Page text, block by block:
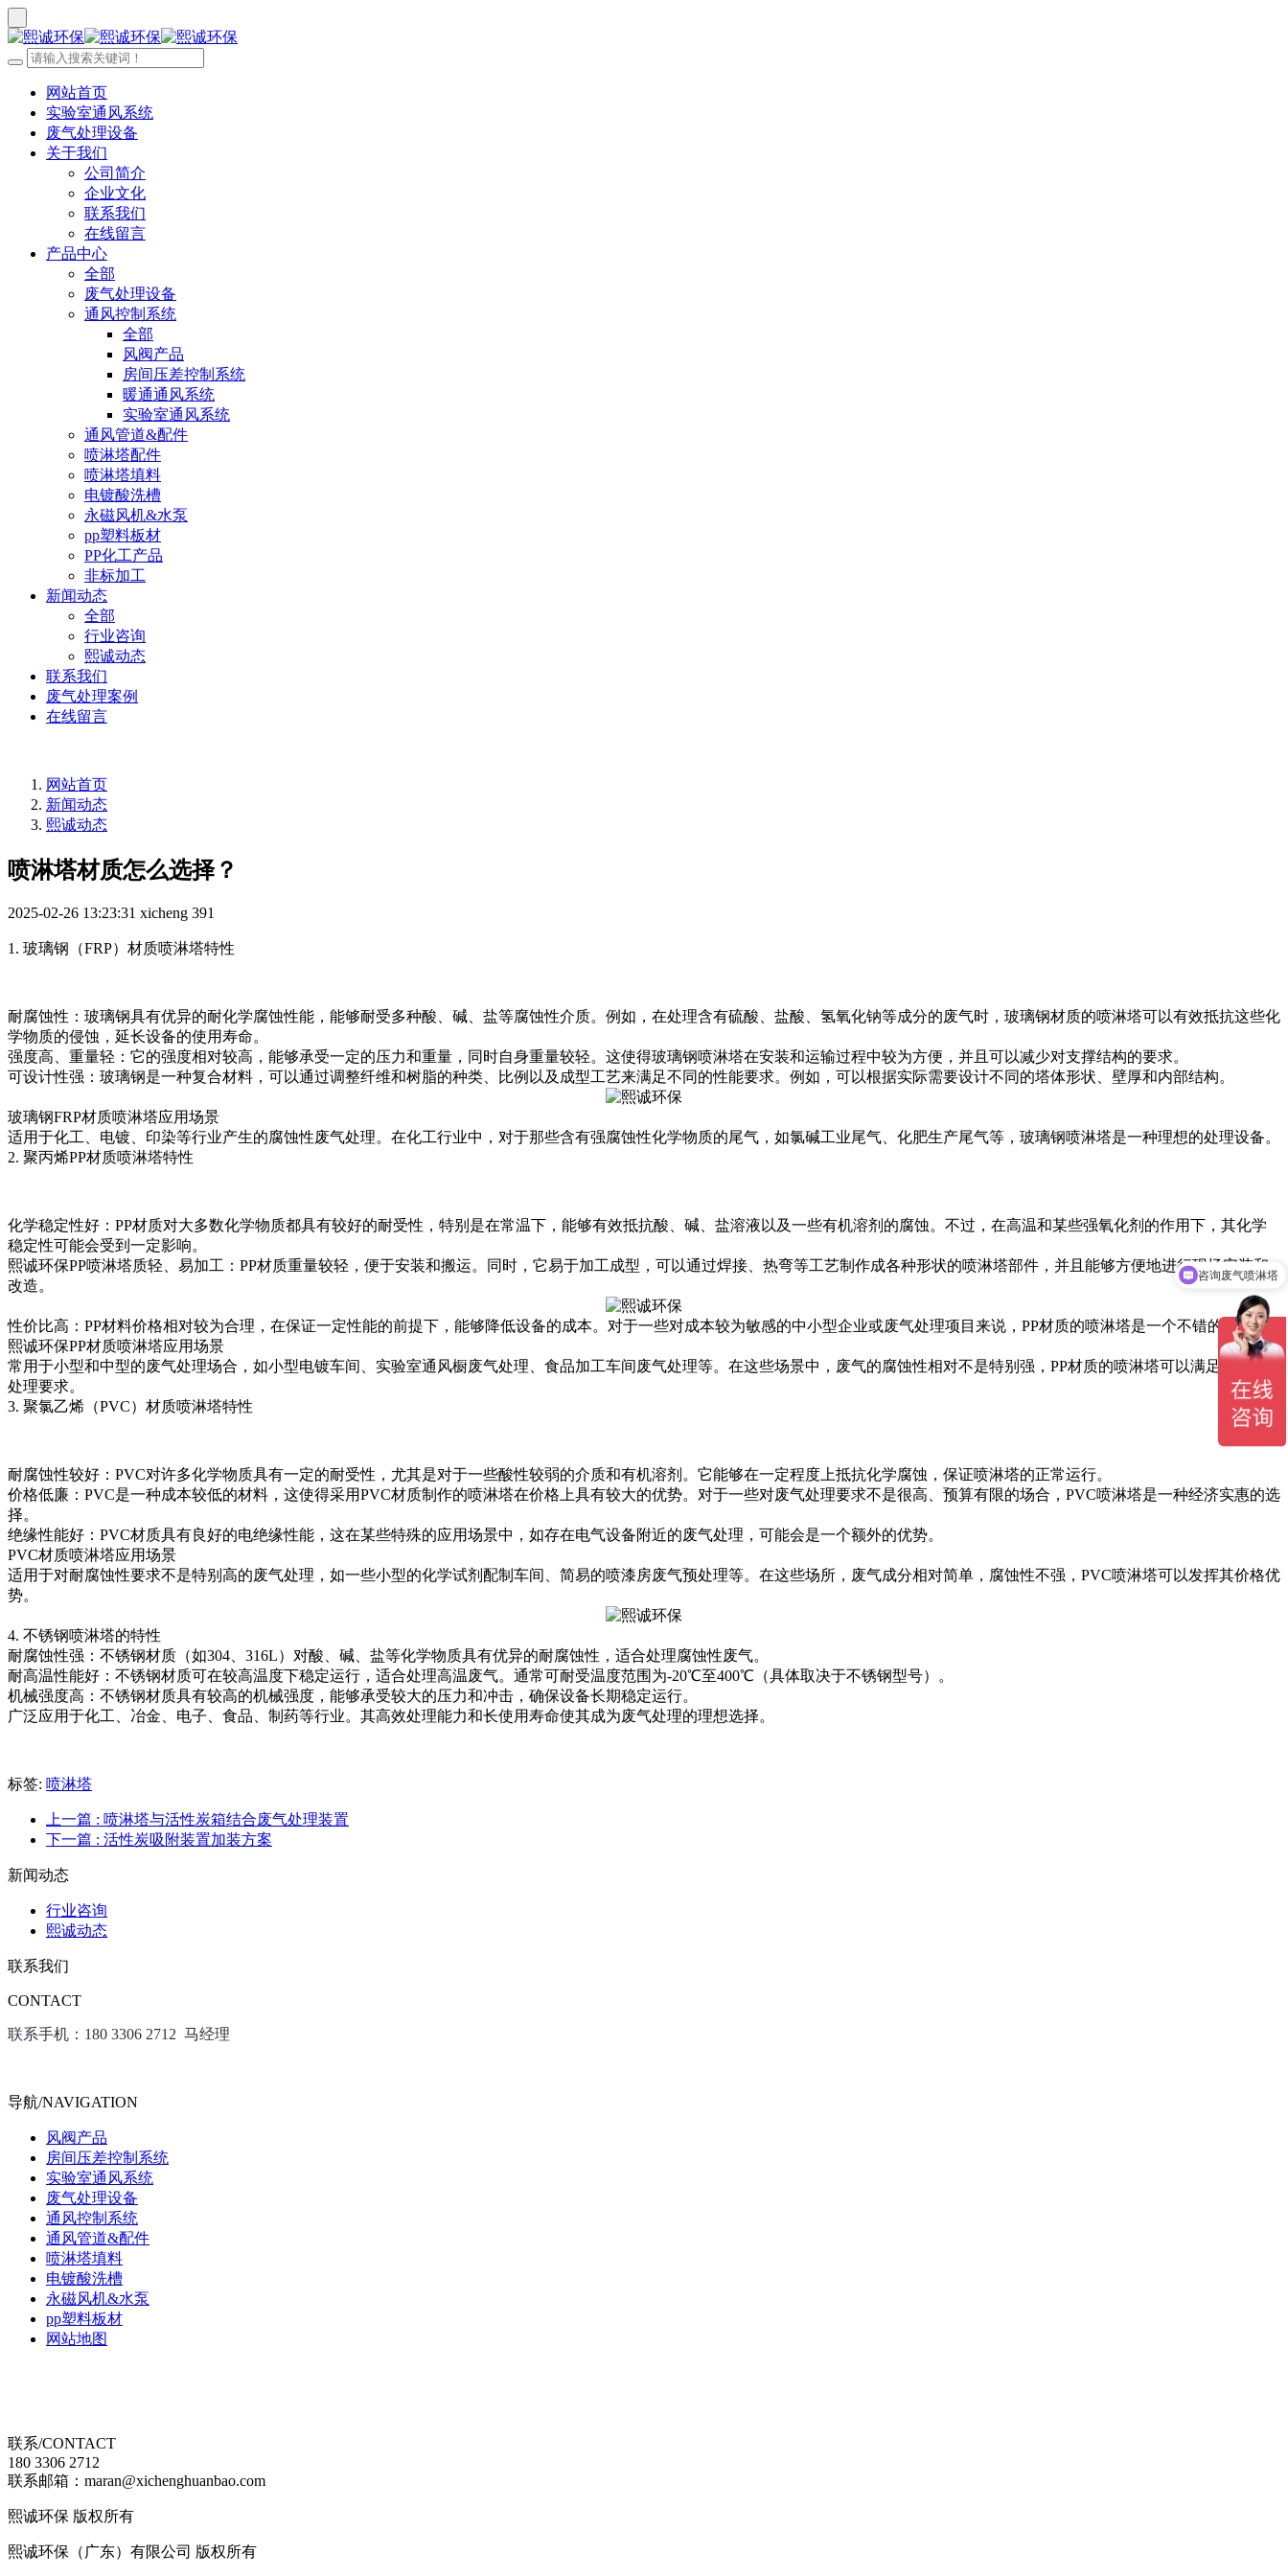
网站首页
实验室通风系统
废气处理设备
关于我们
公司简介
企业文化
联系我们
在线留言
产品中心
全部
废气处理设备
通风控制系统
全部
风阀产品
房间压差控制系统
暖通通风系统
实验室通风系统
通风管道&配件
喷淋塔配件
喷淋塔填料
电镀酸洗槽
永磁风机&水泵
pp塑料板材
PP化工产品
非标加工
新闻动态
全部
行业咨询
熙诚动态
联系我们
废气处理案例
在线留言
网站首页
新闻动态
熙诚动态
喷淋塔材质怎么选择？
2025-02-26 13:23:31 xicheng 391
1. 玻璃钢（FRP）材质喷淋塔特性
耐腐蚀性：玻璃钢具有优异的耐化学腐蚀性能，能够耐受多种酸、碱、盐等腐蚀性介质。例如，在处理含有硫酸、盐酸、氢氧化钠等成分的废气时，玻璃钢材质的喷淋塔可以有效抵抗这些化
学物质的侵蚀，延长设备的使用寿命。
强度高、重量轻：它的强度相对较高，能够承受一定的压力和重量，同时自身重量较轻。这使得玻璃钢喷淋塔在安装和运输过程中较为方便，并且可以减少对支撑结构的要求。
可设计性强：玻璃钢是一种复合材料，可以通过调整纤维和树脂的种类、比例以及成型工艺来满足不同的性能要求。例如，可以根据实际需要设计不同的塔体形状、壁厚和内部结构。
玻璃钢FRP材质喷淋塔应用场景
适用于化工、电镀、印染等行业产生的腐蚀性废气处理。在化工行业中，对于那些含有强腐蚀性化学物质的尾气，如氯碱工业尾气、化肥生产尾气等，玻璃钢喷淋塔是一种理想的处理设备。
2. 聚丙烯PP材质喷淋塔特性
化学稳定性好：PP材质对大多数化学物质都具有较好的耐受性，特别是在常温下，能够有效抵抗酸、碱、盐溶液以及一些有机溶剂的腐蚀。不过，在高温和某些强氧化剂的作用下，其化学
稳定性可能会受到一定影响。
熙诚环保PP喷淋塔质轻、易加工：PP材质重量较轻，便于安装和搬运。同时，它易于加工成型，可以通过焊接、热弯等工艺制作成各种形状的喷淋塔部件，并且能够方便地进行现场安装和
改造。
性价比高：PP材料价格相对较为合理，在保证一定性能的前提下，能够降低设备的成本。对于一些对成本较为敏感的中小型企业或废气处理项目来说，PP材质的喷淋塔是一个不错的选择。
熙诚环保PP材质喷淋塔应用场景
常用于小型和中型的废气处理场合，如小型电镀车间、实验室通风橱废气处理、食品加工车间废气处理等。在这些场景中，废气的腐蚀性相对不是特别强，PP材质的喷淋塔可以满足基本的
处理要求。
3. 聚氯乙烯（PVC）材质喷淋塔特性
耐腐蚀性较好：PVC对许多化学物质具有一定的耐受性，尤其是对于一些酸性较弱的介质和有机溶剂。它能够在一定程度上抵抗化学腐蚀，保证喷淋塔的正常运行。
价格低廉：PVC是一种成本较低的材料，这使得采用PVC材质制作的喷淋塔在价格上具有较大的优势。对于一些对废气处理要求不是很高、预算有限的场合，PVC喷淋塔是一种经济实惠的选
择。
绝缘性能好：PVC材质具有良好的电绝缘性能，这在某些特殊的应用场景中，如存在电气设备附近的废气处理，可能会是一个额外的优势。
PVC材质喷淋塔应用场景
适用于对耐腐蚀性要求不是特别高的废气处理，如一些小型的化学试剂配制车间、简易的喷漆房废气预处理等。在这些场所，废气成分相对简单，腐蚀性不强，PVC喷淋塔可以发挥其价格优
势。
4. 不锈钢喷淋塔的特性
耐腐蚀性强：不锈钢材质（如304、316L）对酸、碱、盐等化学物质具有优异的耐腐蚀性，适合处理腐蚀性废气。
耐高温性能好：不锈钢材质可在较高温度下稳定运行，适合处理高温废气。通常可耐受温度范围为-20℃至400℃（具体取决于不锈钢型号）。
机械强度高：不锈钢材质具有较高的机械强度，能够承受较大的压力和冲击，确保设备长期稳定运行。
广泛应用于化工、冶金、电子、食品、制药等行业。其高效处理能力和长使用寿命使其成为废气处理的理想选择。
标签: 喷淋塔
上一篇 : 喷淋塔与活性炭箱结合废气处理装置
下一篇 : 活性炭吸附装置加装方案
新闻动态
行业咨询
熙诚动态
联系我们
CONTACT
联系手机：180 3306 2712 马经理
导航/NAVIGATION
风阀产品
房间压差控制系统
实验室通风系统
废气处理设备
通风控制系统
通风管道&配件
喷淋塔填料
电镀酸洗槽
永磁风机&水泵
pp塑料板材
网站地图
联系/CONTACT
180 3306 2712
联系邮箱：maran@xichenghuanbao.com
熙诚环保 版权所有
熙诚环保（广东）有限公司 版权所有
咨询废气喷淋塔
PP风管特惠9元1米